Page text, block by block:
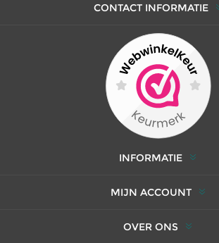
CONTACT INFORMATIE
INFORMATIE
MIJN ACCOUNT
OVER ONS